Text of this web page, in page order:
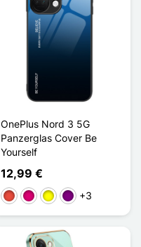
OnePlus Nord 3 5G
Panzerglas Cover Be
Yourself
12,99 €
Rot Magenta
GelbViolett
+3